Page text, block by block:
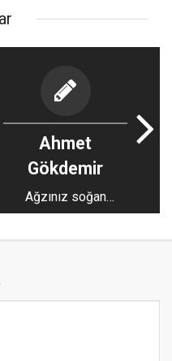
Ahmet
Gökdemir
Ağzınız soğan
koksun korkmayın!